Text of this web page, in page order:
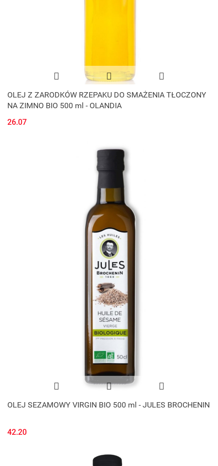
OLEJ Z ZARODKÓW RZEPAKU DO SMAŻENIA TŁOCZONY
NA ZIMNO BIO 500 ml - OLANDIA
26.07
OLEJ SEZAMOWY VIRGIN BIO 500 ml - JULES BROCHENIN
42.20